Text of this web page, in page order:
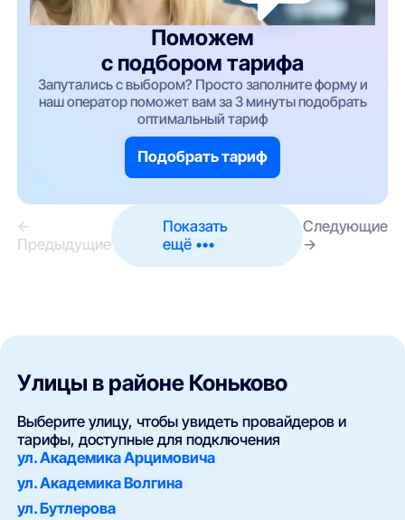
Поможем
с подбором тарифа
Запутались с выбором? Просто заполните форму и
наш оператор поможет вам за 3 минуты подобрать
оптимальный тариф
Подобрать тариф
←
Предыдущие
Показать
ещё •••
Следующие
→
Улицы в районе Коньково
Выберите улицу, чтобы увидеть провайдеров и
тарифы, доступные для подключения
ул. Академика Арцимовича
ул. Академика Волгина
ул. Бутлерова